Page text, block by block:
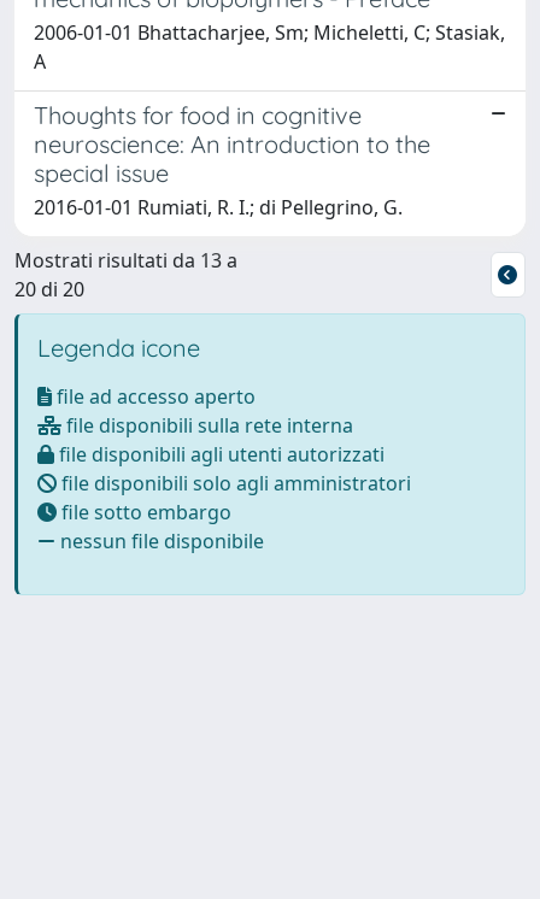
2006-01-01 Bhattacharjee, Sm; Micheletti, C; Stasiak,
A
Thoughts for food in cognitive
neuroscience: An introduction to the
special issue
2016-01-01 Rumiati, R. I.; di Pellegrino, G.
Mostrati risultati da 13 a
20 di 20
Legenda icone
file ad accesso aperto
file disponibili sulla rete interna
file disponibili agli utenti autorizzati
file disponibili solo agli amministratori
file sotto embargo
nessun file disponibile